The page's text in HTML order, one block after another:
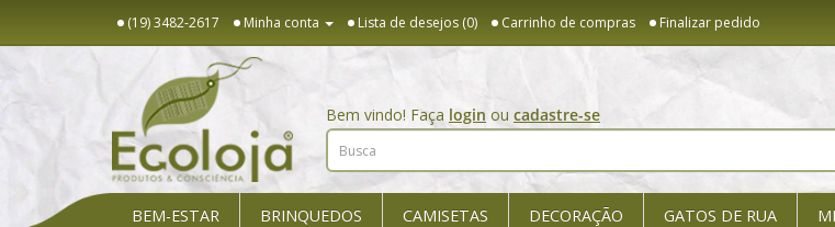
(19) 3482-2617 Minha conta Lista de desejos (0) Carrinho de compras Finalizar pedido
Bem vindo! Faça login ou cadastre-se
BEM-ESTAR BRINQUEDOS CAMISETAS DECORAÇÃO GATOS DE RUA